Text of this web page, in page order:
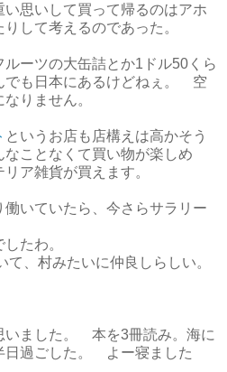
思いして買って帰るのはアホ
して考えるのであった。
ーツの大缶詰とか1ドル50くら
も日本にあるけどねぇ。 空
りません。
というお店も店構えは高かそう
ことなくて買い物が楽しめ
ア雑貨が買えます。
いていたら、今さらサラリー
たわ。
て、村みたいに仲良しらしい。
いました。 本を3冊読み。海に
日過ごした。 よー寝ました